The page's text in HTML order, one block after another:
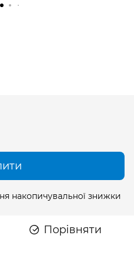
накопичувальної знижки
Порівняти